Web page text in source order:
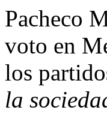
Pacheco
voto en
los
la